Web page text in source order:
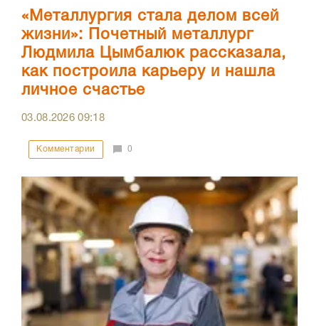
«Металлургия стала делом всей
жизни»: Почетный металлург
Людмила Цымбалюк рассказала,
как построила карьеру и нашла
личное счастье
03.08.202609:18
Комментарии 0